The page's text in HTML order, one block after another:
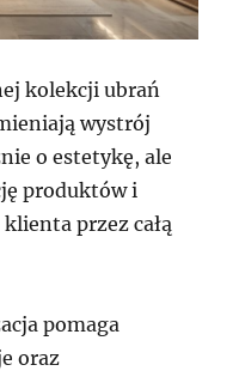
kolekcji ubrań
wystrój
o estetykę, ale
produktów i
przez całą
pomaga
oraz